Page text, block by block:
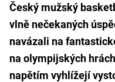
Český mužský
vlně nečekaných
navázali na
na olympijských
napětím vyhlížejí